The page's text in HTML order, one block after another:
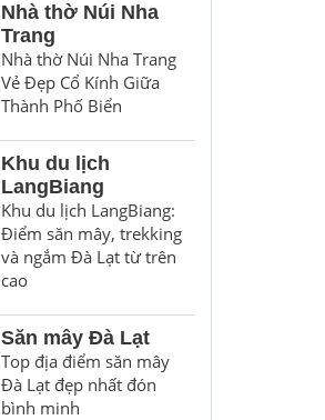
Nhà thờ Núi Nha
Trang
Nhà thờ Núi Nha Trang
Vẻ Đẹp Cổ Kính Giữa
Thành Phố Biển
Khu du lịch
LangBiang
Khu du lịch LangBiang:
Điểm săn mây, trekking
và ngắm Đà Lạt từ trên
cao
Săn mây Đà Lạt
Top địa điểm săn mây
Đà Lạt đẹp nhất đón
bình minh